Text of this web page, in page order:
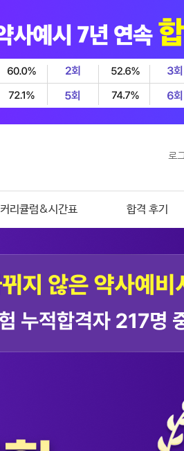
로
커리큘럼&시간표 합격 후기